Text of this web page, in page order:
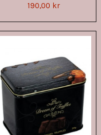
190,00 kr